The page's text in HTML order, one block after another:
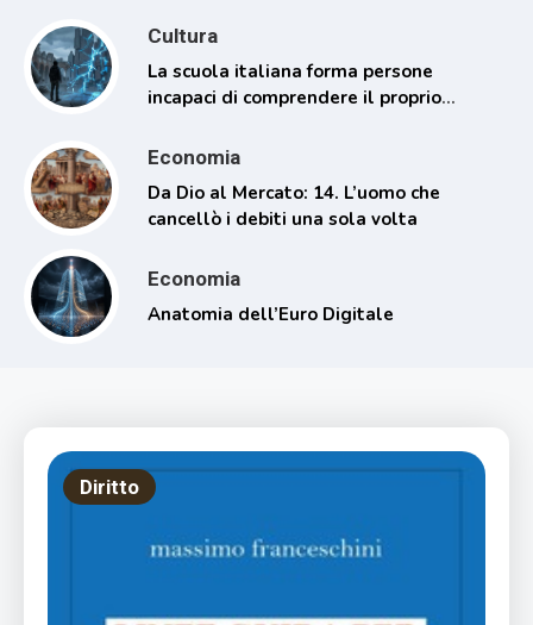
Cultura
La scuola italiana forma persone
incapaci di comprendere il proprio
Economia
Da Dio al Mercato: 14. L’uomo che
cancellò i debiti una sola volta
Economia
Anatomia dell’Euro Digitale
Diritto